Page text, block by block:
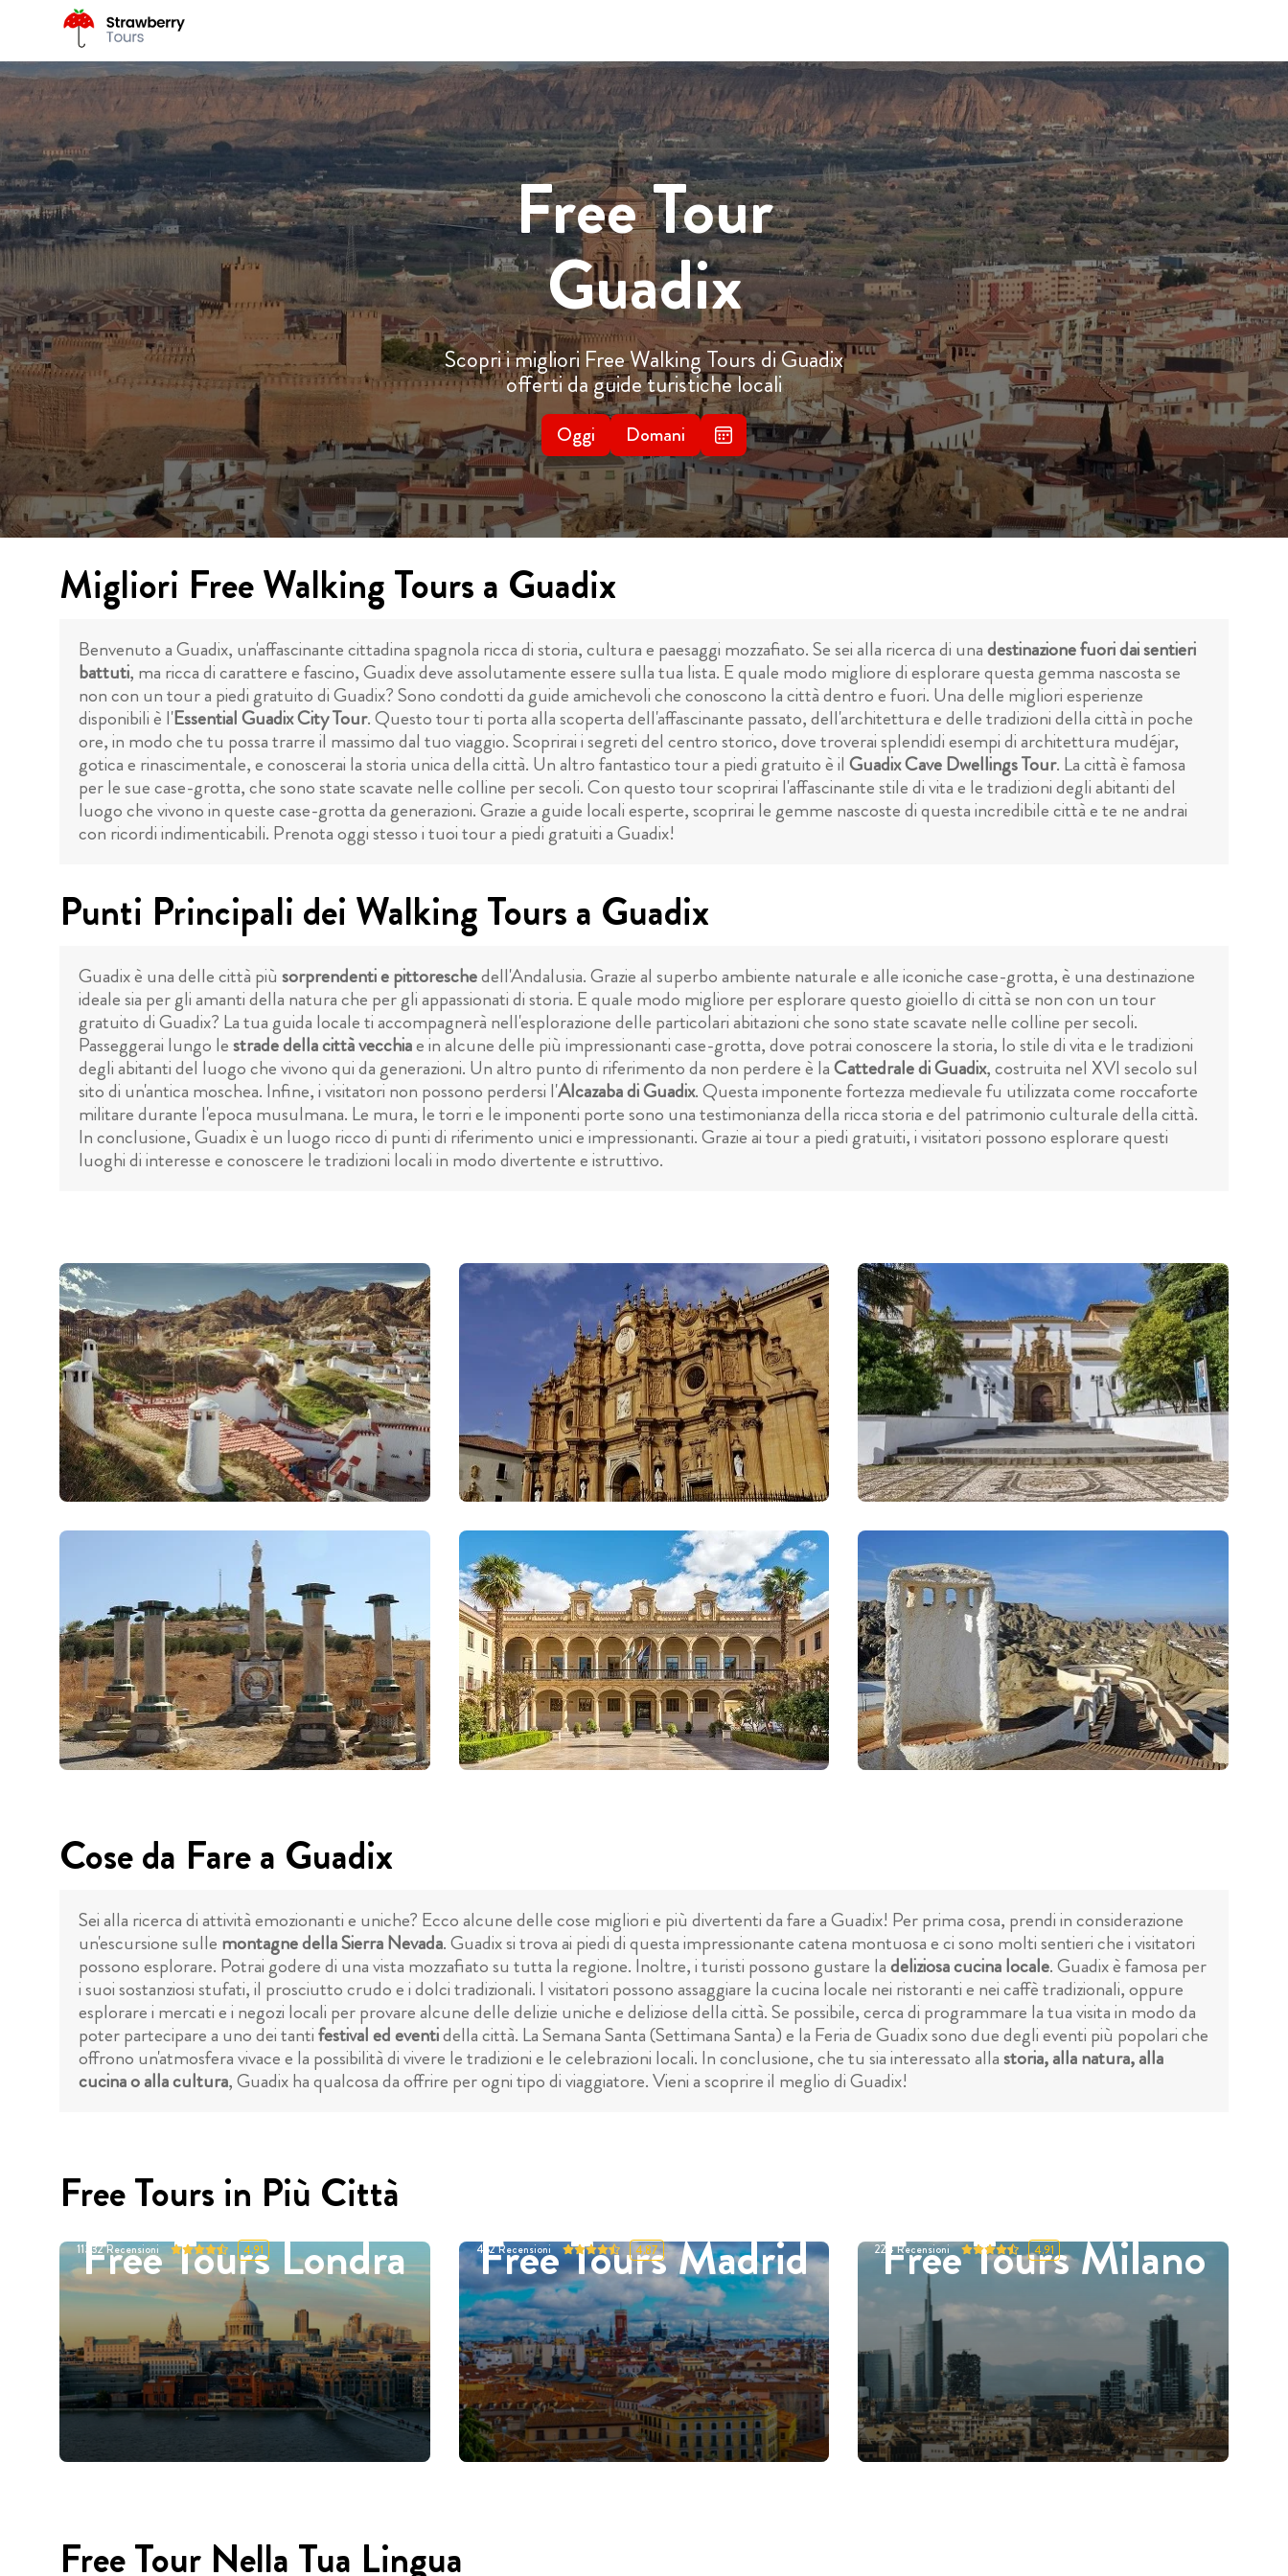
Free Tour
Guadix
Scopri i migliori Free Walking Tours di Guadix
offerti da guide turistiche locali
Oggi Domani
Migliori Free Walking Tours a Guadix
Benvenuto a Guadix, un'affascinante cittadina spagnola ricca di storia, cultura e paesaggi mozzafiato. Se sei alla ricerca di unadestinazione fuori dai sentieri
battuti, ma ricca di carattere e fascino, Guadix deve assolutamente essere sulla tua lista. E quale modo migliore di esplorare questa gemma nascosta se
non con un tour a piedi gratuito di Guadix? Sono condotti da guide amichevoli che conoscono la città dentro e fuori. Una delle migliori esperienze
disponibili è l'Essential Guadix City Tour. Questo tour ti porta alla scoperta dell'affascinante passato, dell'architettura e delle tradizioni della città in poche
ore, in modo che tu possa trarre il massimo dal tuo viaggio. Scoprirai i segreti del centro storico, dove troverai splendidi esempi di architettura mudéjar,
gotica e rinascimentale, e conoscerai la storia unica della città. Un altro fantastico tour a piedi gratuito è il Guadix Cave Dwellings Tour. La città è famosa
per le sue case-grotta, che sono state scavate nelle colline per secoli. Con questo tour scoprirai l'affascinante stile di vita e le tradizioni degli abitanti del
luogo che vivono in queste case-grotta da generazioni. Grazie a guide locali esperte, scoprirai le gemme nascoste di questa incredibile città e te ne andrai
con ricordi indimenticabili. Prenota oggi stesso i tuoi tour a piedi gratuiti a Guadix!
Punti Principali dei Walking Tours a Guadix
Guadix è una delle città più sorprendenti e pittoreschedell'Andalusia. Grazie al superbo ambiente naturale e alle iconiche case-grotta, è una destinazione
ideale sia per gli amanti della natura che per gli appassionati di storia. E quale modo migliore per esplorare questo gioiello di città se non con un tour
gratuito di Guadix? La tua guida locale ti accompagnerà nell'esplorazione delle particolari abitazioni che sono state scavate nelle colline per secoli.
Passeggerai lungo lestrade della città vecchiae in alcune delle più impressionanti case-grotta, dove potrai conoscere la storia, lo stile di vita e le tradizioni
degli abitanti del luogo che vivono qui da generazioni. Un altro punto di riferimento da non perdere è laCattedrale di Guadix, costruita nel XVI secolo sul
sito di un'antica moschea. Infine, i visitatori non possono perdersi l'Alcazaba di Guadix. Questa imponente fortezza medievale fu utilizzata come roccaforte
militare durante l'epoca musulmana. Le mura, le torri e le imponenti porte sono una testimonianza della ricca storia e del patrimonio culturale della città.
In conclusione, Guadix è un luogo ricco di punti di riferimento unici e impressionanti. Grazie ai tour a piedi gratuiti, i visitatori possono esplorare questi
luoghi di interesse e conoscere le tradizioni locali in modo divertente e istruttivo.
Cose da Fare a Guadix
Sei alla ricerca di attività emozionanti e uniche? Ecco alcune delle cose migliori e più divertenti da fare a Guadix! Per prima cosa, prendi in considerazione
un'escursione sulle montagne della Sierra Nevada. Guadix si trova ai piedi di questa impressionante catena montuosa e ci sono molti sentieri che i visitatori
possono esplorare. Potrai godere di una vista mozzafiato su tutta la regione. Inoltre, i turisti possono gustare ladeliziosa cucina locale. Guadix è famosa per
i suoi sostanziosi stufati, il prosciutto crudo e i dolci tradizionali. I visitatori possono assaggiare la cucina locale nei ristoranti e nei caffè tradizionali, oppure
esplorare i mercati e i negozi locali per provare alcune delle delizie uniche e deliziose della città. Se possibile, cerca di programmare la tua visita in modo da
poter partecipare a uno dei tantifestival ed eventidella città. La Semana Santa (Settimana Santa) e la Feria de Guadix sono due degli eventi più popolari che
offrono un'atmosfera vivace e la possibilità di vivere le tradizioni e le celebrazioni locali. In conclusione, che tu sia interessato allastoria, alla natura, alla
cucina o alla cultura, Guadix ha qualcosa da offrire per ogni tipo di viaggiatore. Vieni a scoprire il meglio di Guadix!
Free Tours in Più Città
Free Tours Londra
11332Recensioni 4.91 Free Tours Madrid
452Recensioni 4.87 Free Tours Milano
224Recensioni 4.91
Free Tour Nella Tua Lingua